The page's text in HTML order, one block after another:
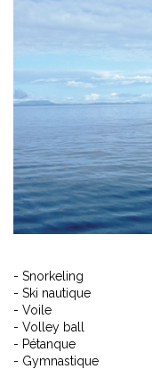
- Snorkeling
- Ski nautique
- Voile
- Volley ball
- Pétanque
- Gymnastique